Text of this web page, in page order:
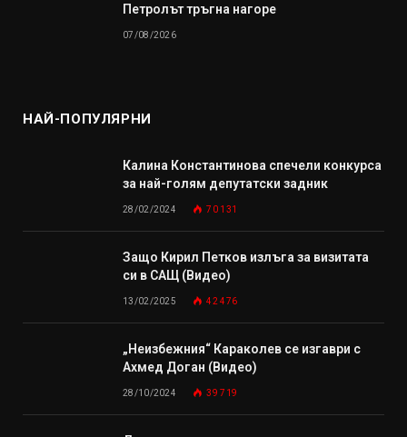
Петролът тръгна нагоре
07/08/2026
НАЙ-ПОПУЛЯРНИ
Калина Константинова спечели конкурса
за най-голям депутатски задник
28/02/2024 70 131
Защо Кирил Петков излъга за визитата
си в САЩ (Видео)
13/02/2025 42 476
„Неизбежния“ Караколев се изгаври с
Ахмед Доган (Видео)
28/10/2024 39 719